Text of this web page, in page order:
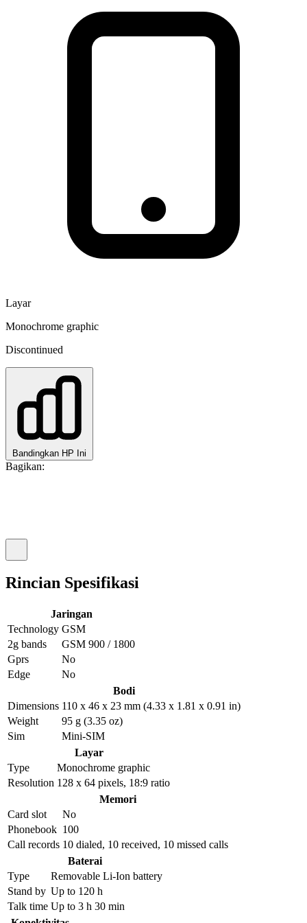
Layar
Monochrome graphic
Discontinued
Bandingkan HP Ini
Bagikan:
Rincian Spesifikasi
Jaringan
Technology GSM
2g bands
GSM 900 / 1800
Gprs
No
Edge
No
Bodi
Dimensions 110 x 46 x 23 mm (4.33 x 1.81 x 0.91 in)
Weight
95 g (3.35 oz)
Sim
Mini-SIM
Layar
Type
Monochrome graphic
Resolution 128 x 64 pixels, 18:9 ratio
Memori
Card slot
No
Phonebook 100
Call records 10 dialed, 10 received, 10 missed calls
Baterai
Type
Removable Li-Ion battery
Stand by Up to 120 h
Talk time Up to 3 h 30 min